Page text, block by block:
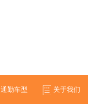
通勤车型 关于我们